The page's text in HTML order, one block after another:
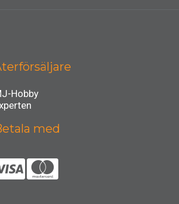
Hobby
med